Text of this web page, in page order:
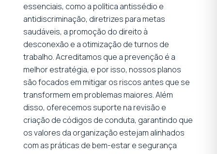
essenciais, como a política antissédio e
antidiscriminação, diretrizes para metas
saudáveis, a promoção do direito à
desconexão e a otimização de turnos de
trabalho. Acreditamos que a prevenção é a
melhor estratégia, e por isso, nossos planos
são focados em mitigar os riscos antes que se
transformem em problemas maiores. Além
disso, oferecemos suporte na revisão e
criação de códigos de conduta, garantindo que
os valores da organização estejam alinhados
com as práticas de bem-estar e segurança